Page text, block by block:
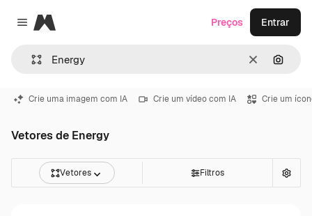
Close menu
Magnific
Limpar
Preços Entrar
Crie uma imagem com IA Crie um vídeo com IA Crie um
Vetores de Energy
Vetores Filtros